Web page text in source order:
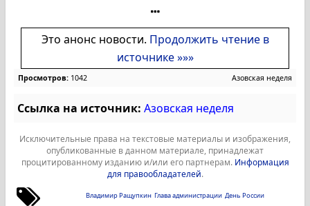
Это анонс новости. Продолжить чтение в
источнике »»»
Просмотров: 1042 Азовская неделя
Ссылка на источник: Азовская неделя
Исключительные права на текстовые материалы и изображения,
опубликованные в данном материале, принадлежат
процитированному изданию и/или его партнерам. Информация
для правообладателей.
Владимир Ращупкин Глава администрации День России